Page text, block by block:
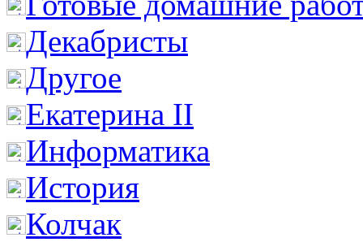
Декабристы
Другое
Екатерина II
Информатика
История
Колчак